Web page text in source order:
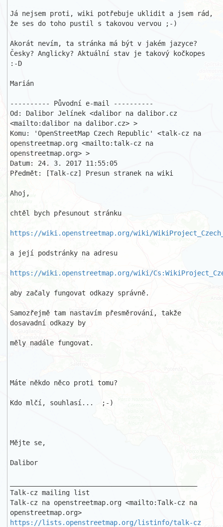
Já nejsem proti, wiki potřebuje uklidit a jsem rád,
že ses do toho pustil s takovou vervou ;-)
Akorát nevím, ta stránka má být v jakém jazyce?
Česky? Anglicky? Aktuální stav je takový kočkopes
:-D
Marián
---------- Původní e-mail ----------
Od: Dalibor Jelínek <dalibor na dalibor.cz
<mailto:dalibor na dalibor.cz> >
Komu: 'OpenStreetMap Czech Republic' <talk-cz na
openstreetmap.org <mailto:talk-cz na
openstreetmap.org> >
Datum: 24. 3. 2017 11:55:05
Předmět: [Talk-cz] Presun stranek na wiki
Ahoj,
chtěl bych přesunout stránku
https://wiki.openstreetmap.org/wiki/
a její podstránky na adresu
https://wiki.openstreetmap.org/wiki/
aby začaly fungovat odkazy správně.
Samozřejmě tam nastavím přesměrování, takže
dosavadní odkazy by
měly nadále fungovat.
Máte někdo něco proti tomu?
Kdo mlčí, souhlasí...  ;-)
Mějte se,
Dalibor
Talk-cz mailing list
Talk-cz na openstreetmap.org <mailto:Talk-cz na
https://lists.openstreetmap.org/listinfo/talk-cz